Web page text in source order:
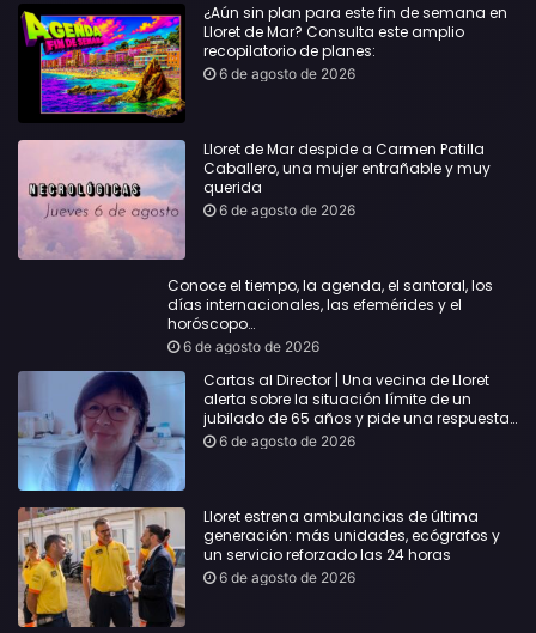
¿Aún sin plan para este fin de semana en
Lloret de Mar? Consulta este amplio
recopilatorio de planes:
6 de agosto de 2026
Lloret de Mar despide a Carmen Patilla
Caballero, una mujer entrañable y muy
querida
6 de agosto de 2026
Conoce el tiempo, la agenda, el santoral, los
días internacionales, las efemérides y el
horóscopo…
6 de agosto de 2026
Cartas al Director | Una vecina de Lloret
alerta sobre la situación límite de un
jubilado de 65 años y pide una respuesta
urgente
6 de agosto de 2026
Lloret estrena ambulancias de última
generación: más unidades, ecógrafos y
un servicio reforzado las 24 horas
6 de agosto de 2026